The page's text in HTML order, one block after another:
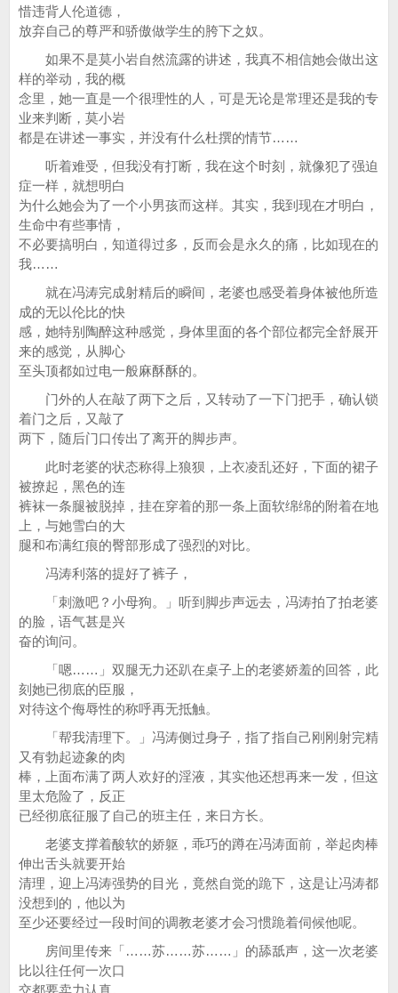
惜违背人伦道德，
放弃自己的尊严和骄傲做学生的胯下之奴。
如果不是莫小岩自然流露的讲述，我真不相信她会做出这
样的举动，我的概
念里，她一直是一个很理性的人，可是无论是常理还是我的专
业来判断，莫小岩
都是在讲述一事实，并没有什么杜撰的情节……
听着难受，但我没有打断，我在这个时刻，就像犯了强迫
症一样，就想明白
为什么她会为了一个小男孩而这样。其实，我到现在才明白，
生命中有些事情，
不必要搞明白，知道得过多，反而会是永久的痛，比如现在的
我……
就在冯涛完成射精后的瞬间，老婆也感受着身体被他所造
成的无以伦比的快
感，她特别陶醉这种感觉，身体里面的各个部位都完全舒展开
来的感觉，从脚心
至头顶都如过电一般麻酥酥的。
门外的人在敲了两下之后，又转动了一下门把手，确认锁
着门之后，又敲了
两下，随后门口传出了离开的脚步声。
此时老婆的状态称得上狼狈，上衣凌乱还好，下面的裙子
被撩起，黑色的连
裤袜一条腿被脱掉，挂在穿着的那一条上面软绵绵的附着在地
上，与她雪白的大
腿和布满红痕的臀部形成了强烈的对比。
冯涛利落的提好了裤子，
「刺激吧？小母狗。」听到脚步声远去，冯涛拍了拍老婆
的脸，语气甚是兴
奋的询问。
「嗯……」双腿无力还趴在桌子上的老婆娇羞的回答，此
刻她已彻底的臣服，
对待这个侮辱性的称呼再无抵触。
「帮我清理下。」冯涛侧过身子，指了指自己刚刚射完精
又有勃起迹象的肉
棒，上面布满了两人欢好的淫液，其实他还想再来一发，但这
里太危险了，反正
已经彻底征服了自己的班主任，来日方长。
老婆支撑着酸软的娇躯，乖巧的蹲在冯涛面前，举起肉棒
伸出舌头就要开始
清理，迎上冯涛强势的目光，竟然自觉的跪下，这是让冯涛都
没想到的，他以为
至少还要经过一段时间的调教老婆才会习惯跪着伺候他呢。
房间里传来「……苏……苏……」的舔舐声，这一次老婆
比以往任何一次口
交都要卖力认真。